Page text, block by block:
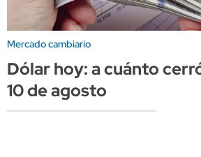
Mercado cambiario
Dólar hoy: a cuánto
10 de agosto